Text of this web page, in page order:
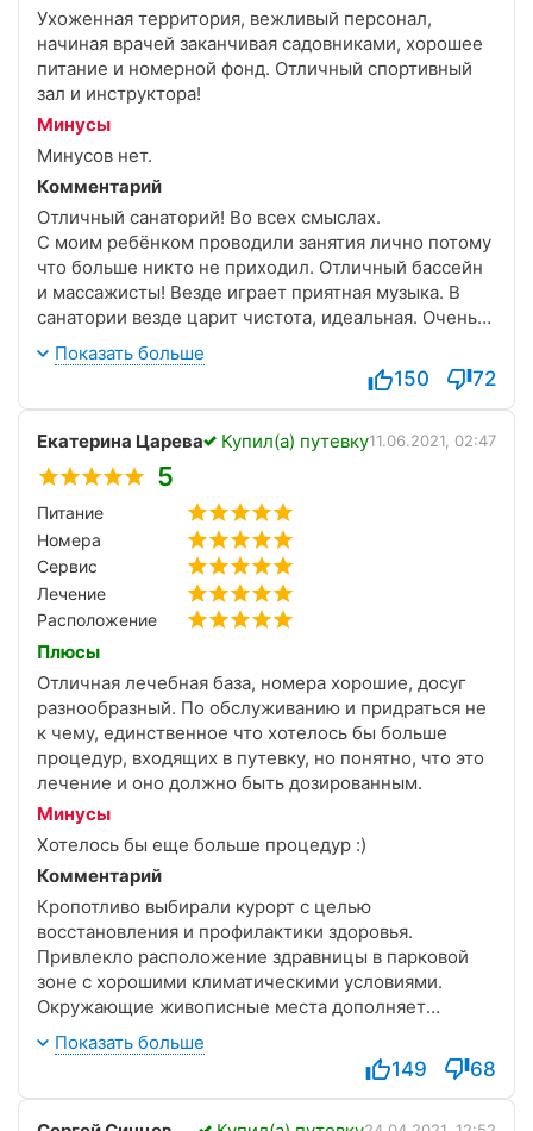
Ухоженная территория, вежливый персонал,
начиная врачей заканчивая садовниками, хорошее
питание и номерной фонд. Отличный спортивный
зал и инструктора!
Минусы
Минусов нет.
Комментарий
Отличный санаторий! Во всех смыслах.
С моим ребёнком проводили занятия лично потому
что больше никто не приходил. Отличный бассейн
и массажисты! Везде играет приятная музыка. В
санатории везде царит чистота, идеальная. Очень
много всего можно перечислять.. Одним словом,
мы в восторге!
Показать больше
150 72
Екатерина Царева Купил(а) путевку11.06.2021, 02:47
5
Питание
Номера
Сервис
Лечение
Расположение
Плюсы
Отличная лечебная база, номера хорошие, досуг
разнообразный. По обслуживанию и придраться не
к чему, единственное что хотелось бы больше
процедур, входящих в путевку, но понятно, что это
лечение и оно должно быть дозированным.
Минусы
Хотелось бы еще больше процедур :)
Комментарий
Кропотливо выбирали курорт с целью
восстановления и профилактики здоровья.
Привлекло расположение здравницы в парковой
зоне с хорошими климатическими условиями.
Окружающие живописные места дополняет
благоустроенная прилегающая территория,
создавая идиллию и умиротворение. Любили с
мужем часами бродить по тропкам, вдыхая горный
воздух.
Показать больше
149 68